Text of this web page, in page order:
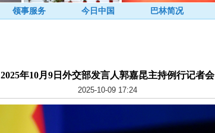
领事服务 今日中国 巴林简况
2025年10月9日外交部发言人郭嘉昆主持例行记者会
2025-10-09 17:24